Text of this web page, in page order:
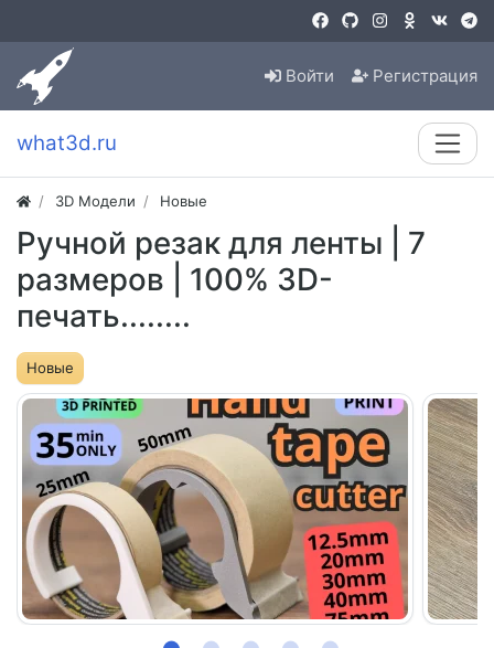
Войти Регистрация
what3d.ru
3D Модели Новые
Ручной резак для ленты | 7
размеров | 100% 3D-
печать........
Новые